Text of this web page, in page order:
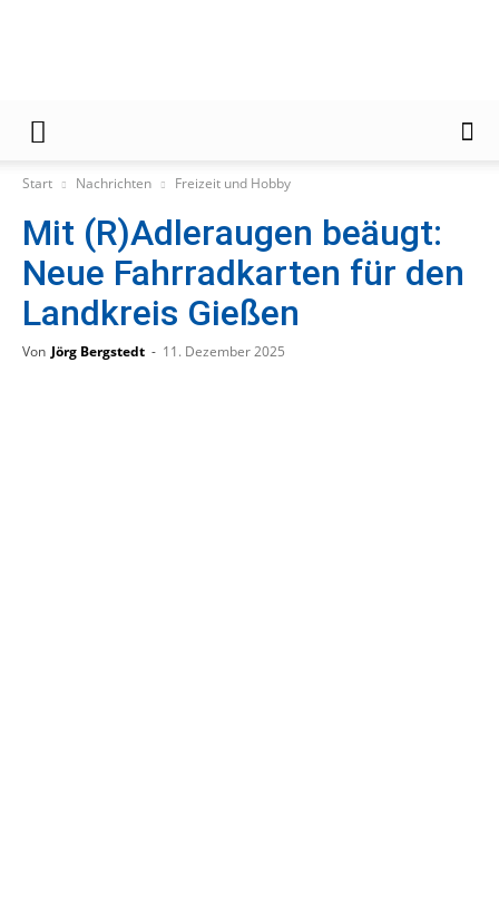
Zeitung
Start Nachrichten Freizeit und Hobby
Mit (R)Adleraugen beäugt:
Neue Fahrradkarten für den
Landkreis Gießen
Von Jörg Bergstedt - 11. Dezember 2025